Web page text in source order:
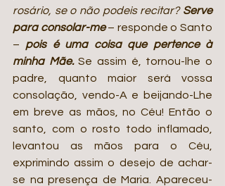
rosário, se o não podeis recitar? Serve
para consolar-me – responde o Santo
– pois é uma coisa que pertence à
minha Mãe. Se assim é, tornou-lhe o
padre, quanto maior será vossa
consolação, vendo-A e beijando-Lhe
em breve as mãos, no Céu! Então o
santo, com o rosto todo inflamado,
levantou as mãos para o Céu,
exprimindo assim o desejo de achar-
se na presença de Maria. Apareceu-